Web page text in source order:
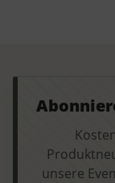
unsere